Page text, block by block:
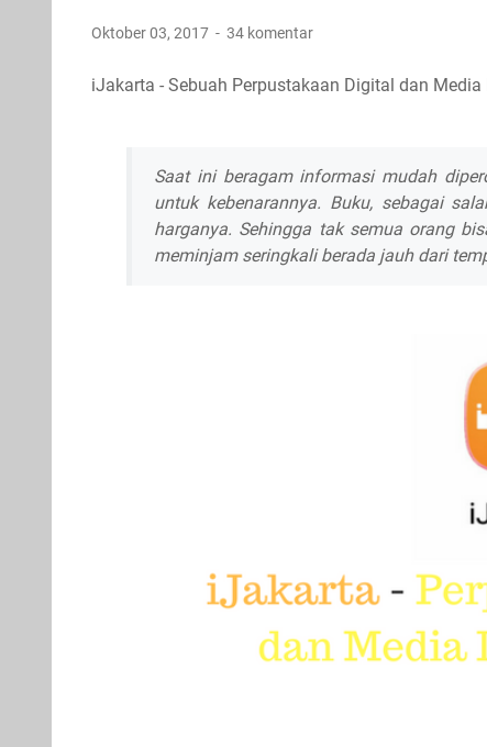
Oktober 03, 2017 34 komentar
iJakarta - Sebuah Perpustakaan Digital dan Media
Saat ini beragam informasi mudah
untuk kebenarannya. Buku, sebagai
harganya. Sehingga tak semua orang
meminjam seringkali berada jauh dari